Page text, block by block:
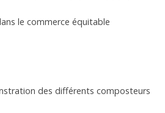
le commerce équitable
des différents composteurs